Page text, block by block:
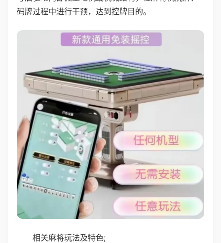
码牌过程中进行干预，达到控牌目的。
相关麻将玩法及特色;